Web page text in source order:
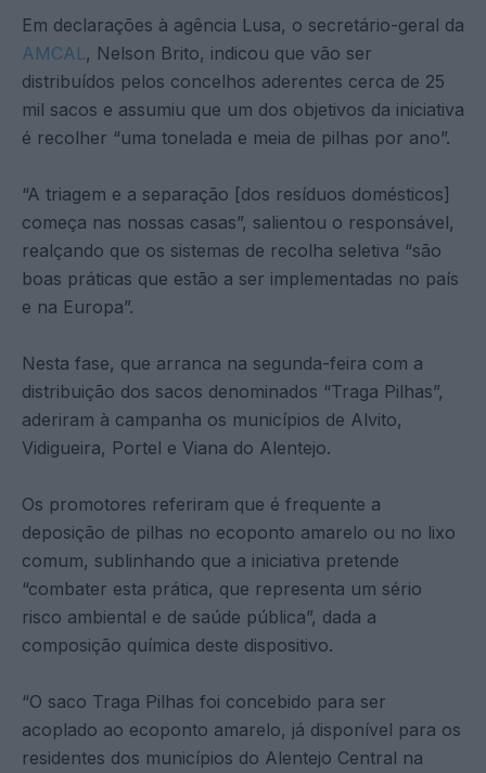
Em declarações à agência Lusa, o secretário-geral da
AMCAL , Nelson Brito, indicou que vão ser
distribuídos pelos concelhos aderentes cerca de 25
mil sacos e assumiu que um dos objetivos da iniciativa
é recolher “uma tonelada e meia de pilhas por ano”.
“A triagem e a separação [dos resíduos domésticos]
começa nas nossas casas”, salientou o responsável,
realçando que os sistemas de recolha seletiva “são
boas práticas que estão a ser implementadas no país
e na Europa”.
Nesta fase, que arranca na segunda-feira com a
distribuição dos sacos denominados “Traga Pilhas”,
aderiram à campanha os municípios de Alvito,
Vidigueira, Portel e Viana do Alentejo.
Os promotores referiram que é frequente a
deposição de pilhas no ecoponto amarelo ou no lixo
comum, sublinhando que a iniciativa pretende
“combater esta prática, que representa um sério
risco ambiental e de saúde pública”, dada a
composição química deste dispositivo.
“O saco Traga Pilhas foi concebido para ser
acoplado ao ecoponto amarelo, já disponível para os
residentes dos municípios do Alentejo Central na